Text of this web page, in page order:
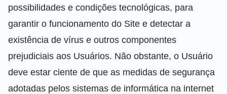
possibilidades e condições tecnológicas, para
garantir o funcionamento do Site e detectar a
existência de vírus e outros componentes
prejudiciais aos Usuários. Não obstante, o Usuário
deve estar ciente de que as medidas de segurança
adotadas pelos sistemas de informática na internet